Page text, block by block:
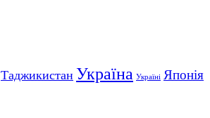
Таджикистан Україна Україні Японія